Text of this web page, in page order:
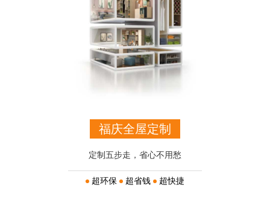
福庆全屋定制
定制五步走，省心不用愁
超环保 超省钱 超快捷